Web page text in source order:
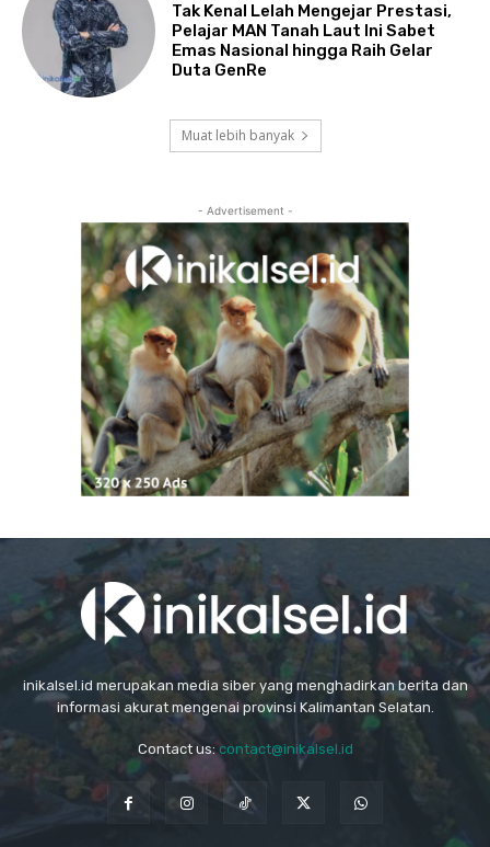
Tak Kenal Lelah Mengejar Prestasi,
Pelajar MAN Tanah Laut Ini Sabet
Emas Nasional hingga Raih Gelar
Duta GenRe
Muat lebih banyak
- Advertisement -
inikalsel.id merupakan media siber yang menghadirkan berita dan
informasi akurat mengenai provinsi Kalimantan Selatan.
Contact us:contact@inikalsel.id